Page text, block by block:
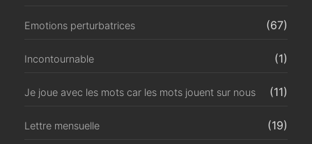
Emotions perturbatrices (67)
Incontournable (1)
Je joue avec les mots car les mots jouent sur nous (11)
Lettre mensuelle (19)